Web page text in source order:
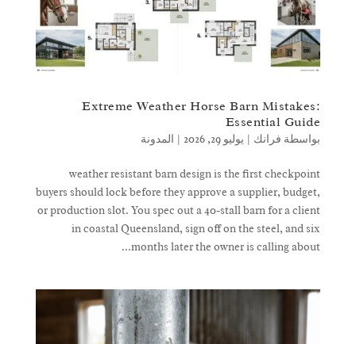
Extreme Weather Horse Barn Mistakes:
Essential Guide
بواسطة فرانك | يوليو 29, 2026 | المدونة
weather resistant barn design is the first checkpoint
buyers should lock before they approve a supplier, budget,
or production slot. You spec out a 40-stall barn for a client
in coastal Queensland, sign off on the steel, and six
months later the owner is calling about...